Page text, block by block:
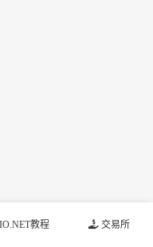
IO.NET教程 交易所